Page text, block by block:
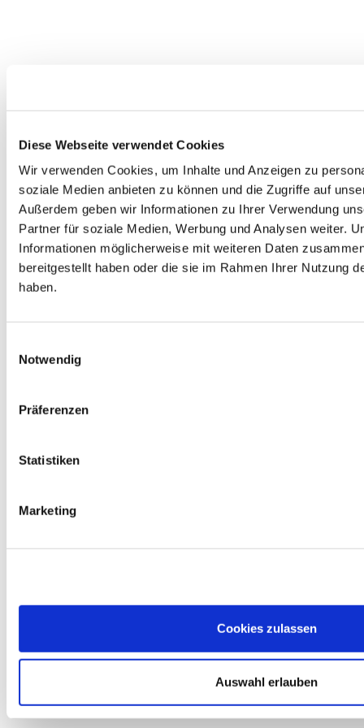
Diese Webseite verwendet Cookies
Wir verwenden Cookies, um Inhalte und Anzeigen zu
soziale Medien anbieten zu können und die Zugriffe auf
Außerdem geben wir Informationen zu Ihrer Verwendung
Partner für soziale Medien, Werbung und Analysen weiter.
Informationen möglicherweise mit weiteren Daten
bereitgestellt haben oder die sie im Rahmen Ihrer Nutzung
haben.
Notwendig
Präferenzen
Statistiken
Marketing
Cookies zulassen
Auswahl erlauben